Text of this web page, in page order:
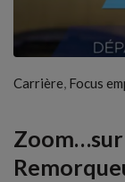
Carrière, Focus